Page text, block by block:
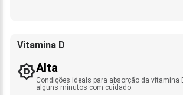
Vitamina D
Alta
Condições ideais para absorção da vitamina
alguns minutos com cuidado.